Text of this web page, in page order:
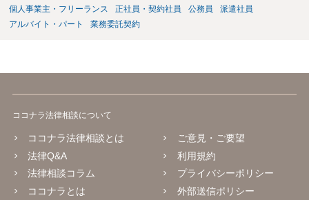
個人事業主・フリーランス
正社員・契約社員 公務員
派遣社員
アルバイト・パート
業務委託契約
ココナラ法律相談について
ココナラ法律相談とは
法律Q&A
法律相談コラム
ココナラとは
ご意見・ご要望
利用規約
プライバシーポリシー
外部送信ポリシー